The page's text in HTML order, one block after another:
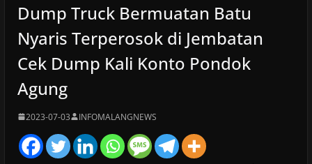
Dump Truck Bermuatan Batu
Nyaris Terperosok di Jembatan
Cek Dump Kali Konto Pondok
Agung
2023-07-03 INFOMALANGNEWS